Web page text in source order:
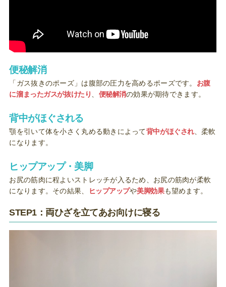
便秘解消
「ガス抜きのポーズ」は腹部の圧力を高めるポーズです。 お腹
に溜まったガスが抜けたり、 便秘解消の効果が期待できます。
背中がほぐされる
顎を引いて体を小さく丸める動きによって背中がほぐされ、柔軟
になります。
ヒップアップ・美脚
お尻の筋肉に程よいストレッチが入るため、お尻の筋肉が柔軟
になります。その結果、
ヒップアップや美脚効果も望めます。
STEP1：両ひざを立てあお向けに寝る